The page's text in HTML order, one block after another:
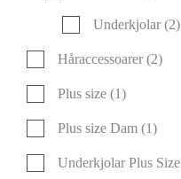
Underkjolar (2)
Håraccessoarer (2)
Plus size (1)
Plus size Dam (1)
Underkjolar Plus Size